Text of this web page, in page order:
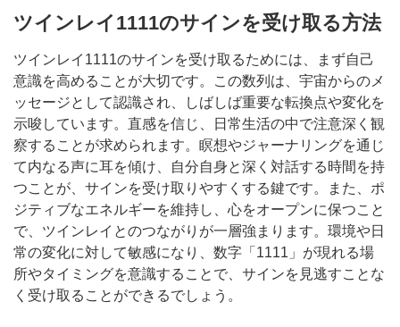
ツインレイ1111のサインを受け取る方法
ツインレイ1111のサインを受け取るためには、まず自己
意識を高めることが大切です。この数列は、宇宙からのメ
ッセージとして認識され、しばしば重要な転換点や変化を
示唆しています。直感を信じ、日常生活の中で注意深く観
察することが求められます。瞑想やジャーナリングを通じ
て内なる声に耳を傾け、自分自身と深く対話する時間を持
つことが、サインを受け取りやすくする鍵です。また、ポ
ジティブなエネルギーを維持し、心をオープンに保つこと
で、ツインレイとのつながりが一層強まります。環境や日
常の変化に対して敏感になり、数字「1111」が現れる場
所やタイミングを意識することで、サインを見逃すことな
く受け取ることができるでしょう。